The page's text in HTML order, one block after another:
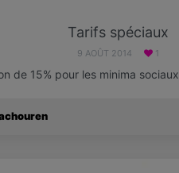
Tarifs spéciaux
9 AOÛT 2014 1
de 15% pour les minima sociaux